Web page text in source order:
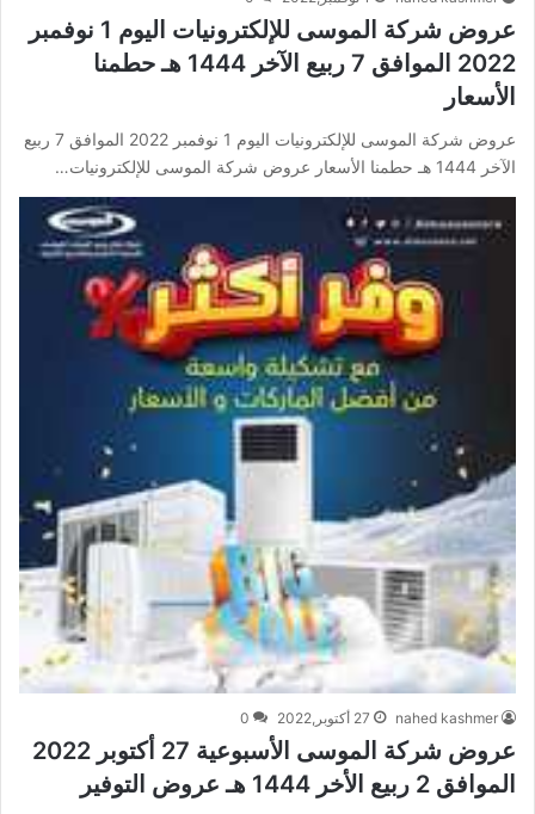
عروض شركة الموسى للإلكترونيات اليوم 1 نوفمبر
2022 الموافق 7 ربيع الآخر 1444 هـ حطمنا
الأسعار
عروض شركة الموسى للإلكترونيات اليوم 1 نوفمبر 2022 الموافق 7 ربيع
الآخر 1444 هـ حطمنا الأسعار عروض شركة الموسى للإلكترونيات…
nahed kashmer 27 أكتوبر,2022 0
عروض شركة الموسى الأسبوعية 27 أكتوبر 2022
الموافق 2 ربيع الأخر 1444 هـ عروض التوفير